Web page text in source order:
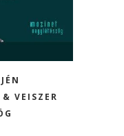
VEISZER